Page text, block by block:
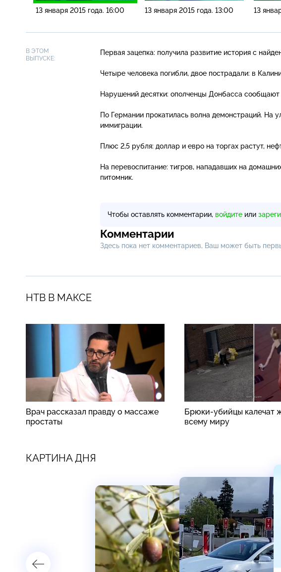
13 января 2015 года. 16:00 13 января 2015 года. 13:00 13
В ЭТОМ
ВЫПУСКЕ:
Первая зацепка: получила развитие история с
Четыре человека погибли, двое пострадали: в
Нарушений десятки: ополченцы Донбасса
По Германии прокатилась волна демонстраций. На
иммиграции.
Плюс 2,5 рубля: доллар и евро на торгах растут,
На перевоспитание: тигров, нападавших на
питомник.
Чтобы оставлять комментарии, войдите или
Комментарии
Здесь пока нет комментариев, Ваш может быть
НТВ В МАКСЕ
Врач рассказал правду о массаже
простаты
Брюки-убийцы калечат
всему миру
КАРТИНА ДНЯ